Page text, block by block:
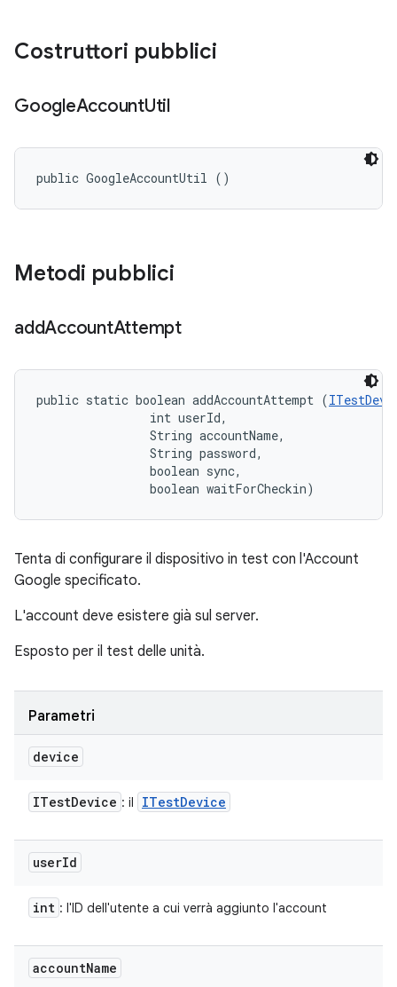
Costruttori pubblici
GoogleAccountUtil
public GoogleAccountUtil ()
Metodi pubblici
addAccountAttempt
public static boolean addAccountAttempt (
                int userId,
                String accountName,
                String password,
                boolean sync,
                boolean waitForCheckin)
Tenta di configurare il dispositivo in test con l'Account
Google specificato.
L'account deve esistere già sul server.
Esposto per il test delle unità.
Parametri
device
ITestDevice : il ITestDevice
userId
int : l'ID dell'utente a cui verrà aggiunto l'account
accountName